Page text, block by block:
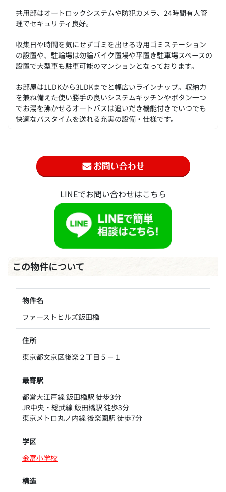
共用部はオートロックシステムや防犯カメラ、24時間有人管
理でセキュリティ良好。
収集日や時間を気にせずゴミを出せる専用ゴミステーション
の設置や、駐輪場は勿論バイク置場や平置き駐車場スペースの
設置で大型車も駐車可能のマンションとなっております。
お部屋は1LDKから3LDKまでと幅広いラインナップ。収納力
を兼ね備えた使い勝手の良いシステムキッチンやボタン一つ
でお湯を沸かせるオートバスは追いだき機能付きでいつでも
快適なバスタイムを送れる充実の設備・仕様です。
LINEでお問い合わせはこちら
この物件について
物件名
ファーストヒルズ飯田橋
住所
東京都文京区後楽２丁目５－１
最寄駅
都営大江戸線 飯田橋駅 徒歩3分
JR中央・総武線 飯田橋駅 徒歩3分
東京メトロ丸ノ内線 後楽園駅 徒歩7分
学区
金富小学校
構造